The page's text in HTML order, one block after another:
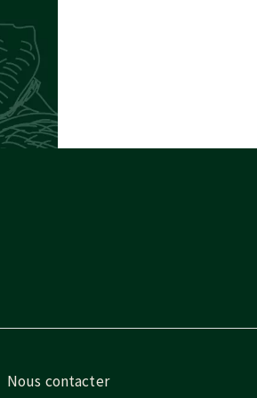
Nous contacter